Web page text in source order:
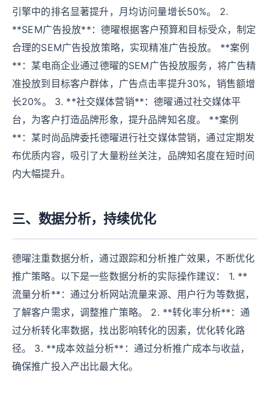
引擎中的排名显著提升，月均访问量增长50%。 2.
**SEM广告投放**：德曜根据客户预算和目标受众，制定
合理的SEM广告投放策略，实现精准广告投放。 **案例
**：某电商企业通过德曜的SEM广告投放服务，将广告精
准投放到目标客户群体，广告点击率提升30%，销售额增
长20%。 3. **社交媒体营销**：德曜通过社交媒体平
台，为客户打造品牌形象，提升品牌知名度。 **案例
**：某时尚品牌委托德曜进行社交媒体营销，通过定期发
布优质内容，吸引了大量粉丝关注，品牌知名度在短时间
内大幅提升。
三、数据分析，持续优化
德曜注重数据分析，通过跟踪和分析推广效果，不断优化
推广策略。以下是一些数据分析的实际操作建议： 1. **
流量分析**：通过分析网站流量来源、用户行为等数据，
了解客户需求，调整推广策略。 2. **转化率分析**：通
过分析转化率数据，找出影响转化的因素，优化转化路
径。 3. **成本效益分析**：通过分析推广成本与收益，
确保推广投入产出比最大化。